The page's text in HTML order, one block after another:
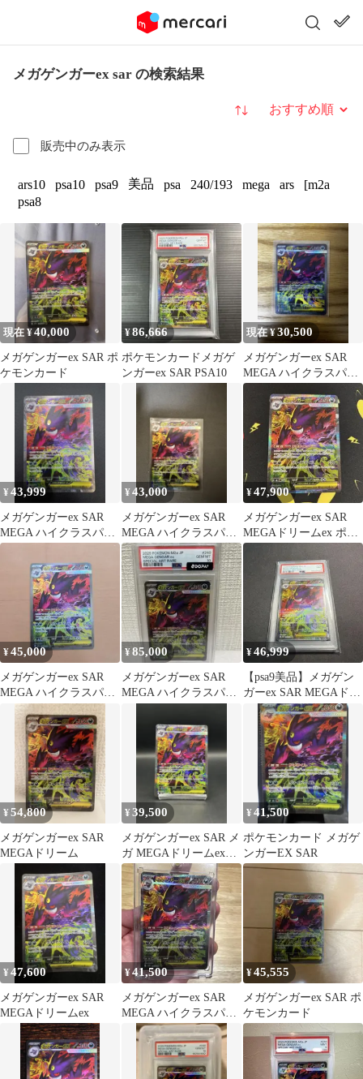
メガゲンガーex sar の検索結果
販売中のみ表示
並び替え
ars10 psa10 psa9 美品 psa 240/193 mega ars
[m2a
psa8
現在 ¥40,000
メガゲンガーex SAR ポ
ケモンカード
¥86,666
ポケモンカードメガゲ
ンガーex SAR PSA10
現在 ¥30,500
メガゲンガーex SAR
MEGA ハイクラスパッ
ク MEGAドリームex
¥43,999
メガゲンガーex SAR
MEGA ハイクラスパッ
ク MEGAドリームex
¥43,000
メガゲンガーex SAR
MEGA ハイクラスパッ
ク MEGAドリームex
キ…
¥47,900
メガゲンガーex SAR
MEGAドリームex ポケ
モンカード
¥45,000
メガゲンガーex SAR
MEGA ハイクラスパッ
ク MEGAドリームex
¥85,000
メガゲンガーex SAR
MEGA ハイクラスパッ
¥46,999
【psa9美品】メガゲン
ガーex SAR MEGAドリ
ームex
¥54,800
メガゲンガーex SAR
MEGAドリーム
¥39,500
メガゲンガーex SAR メ
ガ MEGAドリームex
240/193
¥41,500
ポケモンカード メガゲ
ンガーEX SAR
¥47,600
メガゲンガーex SAR
MEGAドリームex
¥41,500
メガゲンガーex SAR
MEGA ハイクラスパッ
ク MEGAドリームex
キ…
¥45,555
メガゲンガーex SAR ポ
ケモンカード